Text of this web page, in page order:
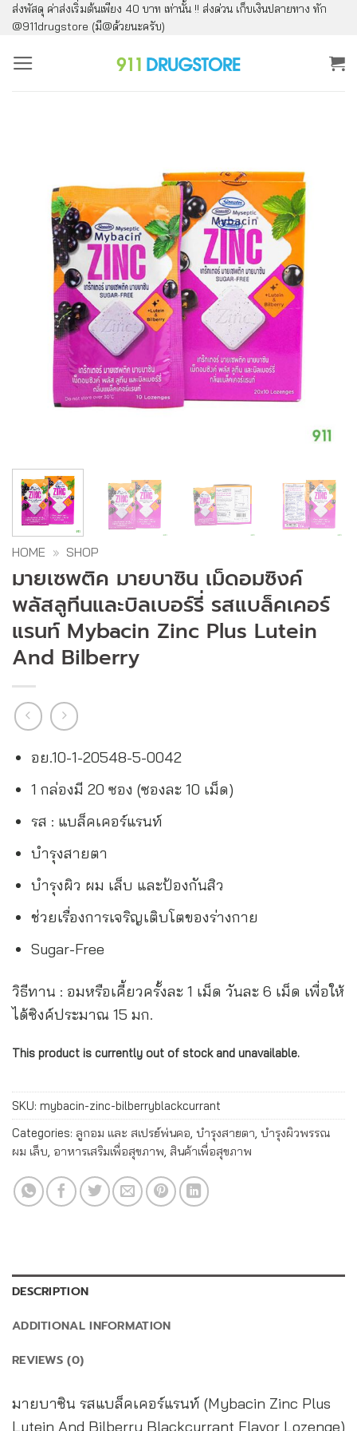
ข้าม
ไป
ยัง
ส่งพัสดุ ค่าส่งเริ่มต้นเพียง 40 บาท เท่านั้น !! ส่งด่วน เก็บเงินปลายทาง ทัก
@911drugstore (มี@ด้วยนะครับ)
HOME » SHOP
มายเซพติค มายบาซิน เม็ดอมซิงค์
พลัสลูทีนและบิลเบอร์รี่ รสแบล็คเคอร์
แรนท์ Mybacin Zinc Plus Lutein
And Bilberry
อย.10-1-20548-5-0042
1 กล่องมี 20 ซอง (ซองละ 10 เม็ด)
รส : แบล็คเคอร์แรนท์
บำรุงสายตา
บำรุงผิว ผม เล็บ และป้องกันสิว
ช่วยเรื่องการเจริญเติบโตของร่างกาย
Sugar-Free
วิธีทาน : อมหรือเคี้ยวครั้งละ 1 เม็ด วันละ 6 เม็ด เพื่อให้
ได้ซิงค์ประมาณ 15 มก.
This product is currently out of stock and unavailable.
Alternative:
SKU: mybacin-zinc-bilberryblackcurrant
Categories: ลูกอม และ สเปรย์พ่นคอ, บำรุงสายตา, บำรุงผิวพรรณ
ผม เล็บ, อาหารเสริมเพื่อสุขภาพ, สินค้าเพื่อสุขภาพ
DESCRIPTION
ADDITIONAL INFORMATION
REVIEWS (0)
มายบาซิน รสแบล็คเคอร์แรนท์ (Mybacin Zinc Plus
Lutein And Bilberry Blackcurrant Flavor Lozenge)